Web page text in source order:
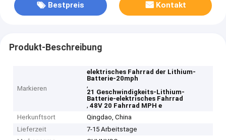
Bestpreis Kontakt
Produkt-Beschreibung
Markieren
elektrisches Fahrrad der Lithium-
Batterie-20mph
,
21 Geschwindigkeits-Lithium-
Batterie-elektrisches Fahrrad
,48V 20 Fahrrad MPH e
Herkunftsort
Qingdao, China
Lieferzeit
7-15 Arbeitstage